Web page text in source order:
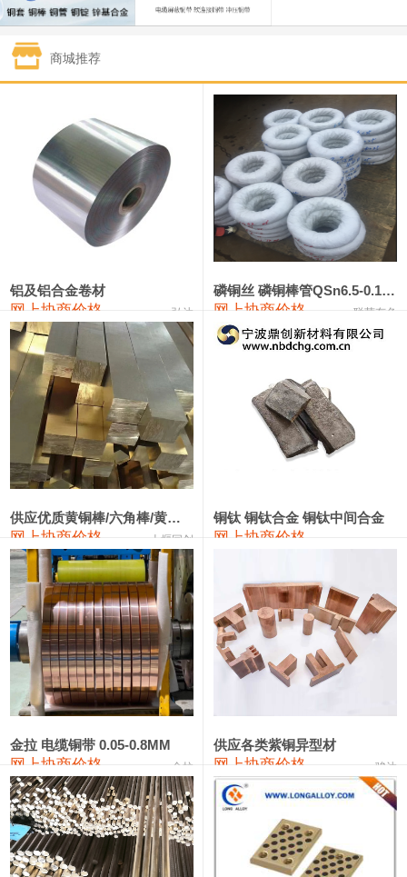
1#白银 15,100—15,110 15,105 -70
钯金
331,000 -10,000
89,000—95,000 92,000 1,000
2#锑 85,000—91,000 88,000 1,000
1#镁 17,000—18,000 17,500 0
18,900—19,100 19,000 100
1#电解锰(99.7%袋装) 18,000—18,200 18,100 100
1#铬 60,000—82,000
553#硅 9,300—9,500
441#硅 9,600—9,800 9,700
3303#硅 10,300—10,500 10,400
2202#硅 14,100—14,300
金属硅3303#-2202# 10,400—14,200 12,300 0
漆包线 111,970—115,970 113,970
磷铜合金 110,800—117,600 114,200 400
无氧铜丝(硬) 109,710—110,010 109,860
R410A专用紫铜管 113,700—113,700
铸造铝合金锭(A380） 26,300—26,500 26,400 100
铝合金ADC12 24,200—24,400 100
铸造铝合金锭(ZL102) 24,300—24,500 24,400
商城推荐
铝及铝合金卷材
网上协商价格 弘达
磷铜丝 磷铜棒管QSn6.5-0.1 7-0.2 8-0.3
网上协商价格 联荣有色
供应优质黄铜棒/六角棒/黄铜方板
网上协商价格 十堰同创
铜钛 铜钛合金 铜钛中间合金
网上协商价格
金拉 电缆铜带 0.05-0.8MM
网上协商价格 金拉
供应各类紫铜异型材
网上协商价格 骏达